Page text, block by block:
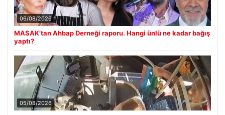
06/08/2026
MASAK’tan Ahbap Derneği raporu. Hangi ünlü ne kadar bağış
yaptı?
05/08/2026